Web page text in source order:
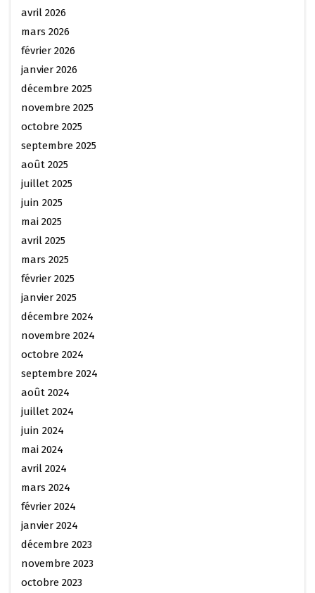
avril 2026
mars 2026
février 2026
janvier 2026
décembre 2025
novembre 2025
octobre 2025
septembre 2025
août 2025
juillet 2025
juin 2025
mai 2025
avril 2025
mars 2025
février 2025
janvier 2025
décembre 2024
novembre 2024
octobre 2024
septembre 2024
août 2024
juillet 2024
juin 2024
mai 2024
avril 2024
mars 2024
février 2024
janvier 2024
décembre 2023
novembre 2023
octobre 2023